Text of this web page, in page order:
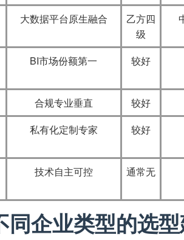
大数据平台原生融合
乙方四
级
BI市场份额第一 较好
合规专业垂直
较好
私有化定制专家 较好
技术自主可控 通常无
同企业类型的选